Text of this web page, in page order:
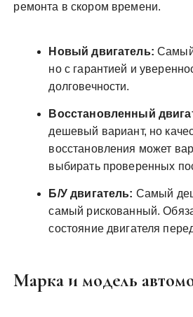
ремонта в скором времени.
Новый двигатель: Самый
но с гарантией и
долговечности.
Восстановленный
дешевый вариант, но
восстановления может
выбирать проверенных
Б/У двигатель: Самый
самый рискованный.
состояние двигателя
Марка и модель